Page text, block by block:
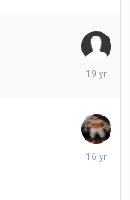
May
July